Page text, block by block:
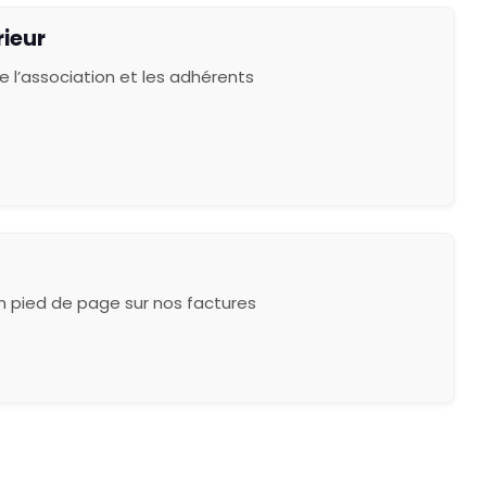
l’association et les adhérents
pied de page sur nos factures